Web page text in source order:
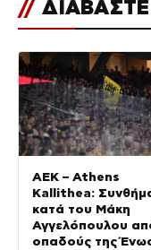
//
ΑΕΚ – Athens
Kallithea:
κατά του Μάκη
Αγγελόπουλου
οπαδούς της